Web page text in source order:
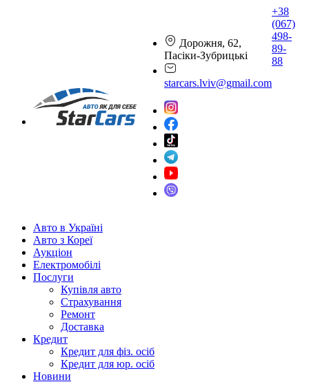
Дорожня, 62,
Пасіки-Зубрицькі
starcars.lviv@gmail.com
+38
(067)
498-
89-
88
Авто в Україні
Авто з Кореї
Аукціон
Електромобілі
Послуги
Купівля авто
Страхування
Ремонт
Доставка
Кредит
Кредит для фіз. осіб
Кредит для юр. осіб
Новини